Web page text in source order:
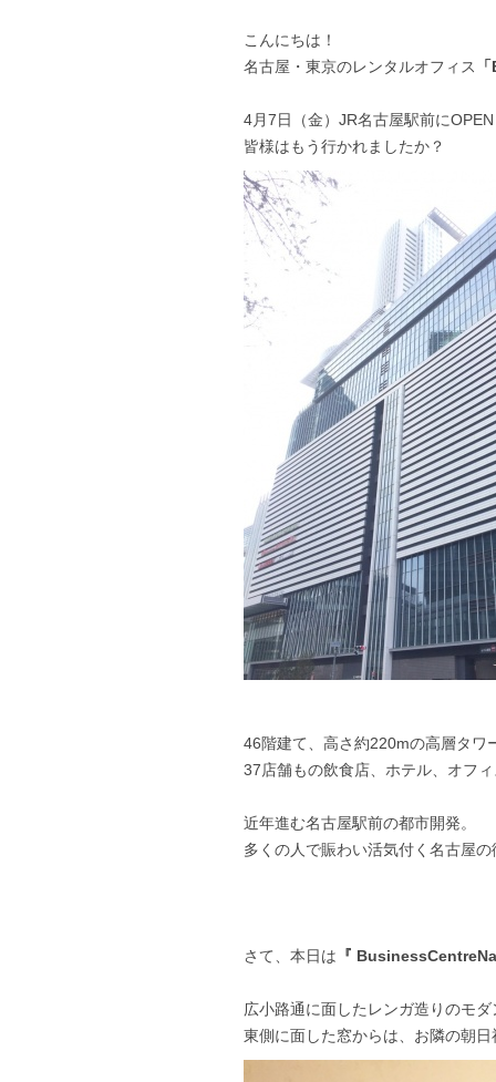
こんにちは！
名古屋・東京のレンタルオフィス
4月7日（金）JR名古屋駅前に
皆様はもう行かれましたか？
46階建て、高さ約220mの高層タワ
37店舗もの飲食店、ホテル、オフ
近年進む名古屋駅前の都市開発。
多くの人で賑わい活気付く名古屋
さて、本日は 『
広小路通に面したレンガ造りのモ
東側に面した窓からは、お隣の朝